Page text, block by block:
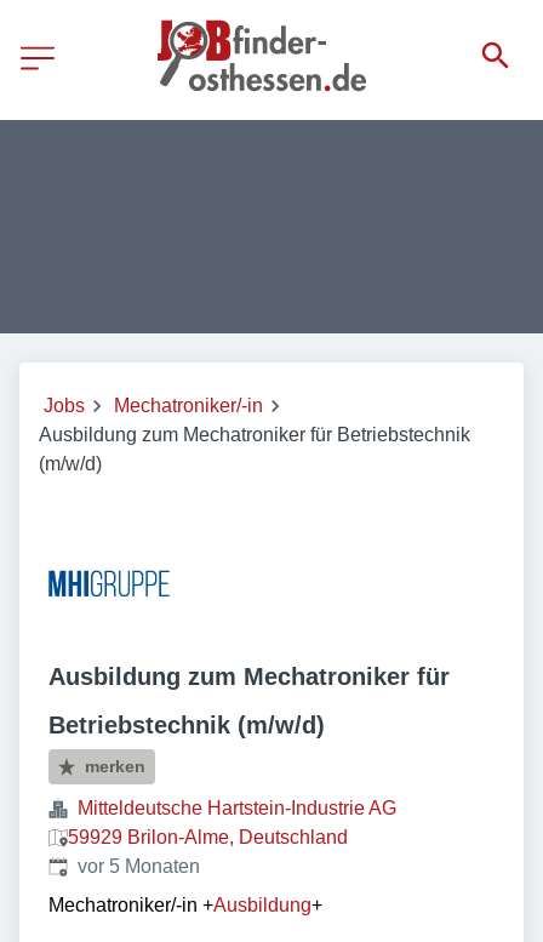
Jobs
Mechatroniker/-in
Ausbildung zum Mechatroniker für Betriebstechnik
(m/w/d)
Ausbildung zum Mechatroniker für
Betriebstechnik (m/w/d)
merken
Mitteldeutsche Hartstein-Industrie AG
59929 Brilon-Alme, Deutschland
Veröffentlicht:
vor 5 Monaten
Mechatroniker/-in +Ausbildung+